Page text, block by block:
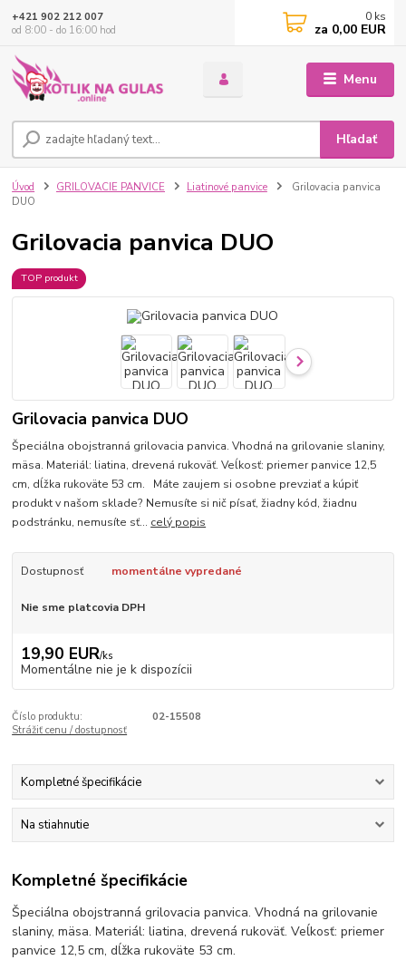
Menu
Hľadať
+421 902 212 007
od 8:00 - do 16:00 hod
0 ks
za 0,00 EUR
Úvod GRILOVACIE PANVICE Liatinové panvice
Grilovacia panvica
DUO
Grilovacia panvica DUO
TOP produkt
Grilovacia panvica DUO
Špeciálna obojstranná grilovacia panvica. Vhodná na grilovanie slaniny,
mäsa. Materiál: liatina, drevená rukoväť. Veĺkosť: priemer panvice 12,5
cm, dĺžka rukoväte 53 cm. Máte zaujem si osobne prevziať a kúpiť
produkt v našom sklade? Nemusíte si nič písať, žiadny kód, žiadnu
podstránku, nemusíte sť... celý popis
Dostupnosť momentálne vypredané
Nie sme platcovia DPH
19,90 EUR/ks
Momentálne nie je k dispozícii
Číslo produktu:
02-15508
Strážiť cenu / dostupnosť
Kompletné špecifikácie
Na stiahnutie
Kompletné špecifikácie
Špeciálna obojstranná grilovacia panvica. Vhodná na grilovanie
slaniny, mäsa. Materiál: liatina, drevená rukoväť. Veĺkosť: priemer
panvice 12,5 cm, dĺžka rukoväte 53 cm.